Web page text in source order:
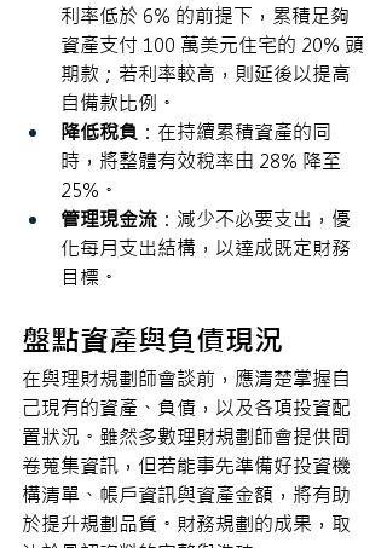
利率低於 6% 的前提下，累積足夠
資產支付 100 萬美元住宅的 20% 頭
期款；若利率較高，則延後以提高
自備款比例。
降低稅負 ：在持續累積資產的同
時，將整體有效稅率由 28% 降至
25%。
管理現金流 ：減少不必要支出，優
化每月支出結構，以達成既定財務
目標。
盤點資產與負債現況
在與理財規劃師會談前，應清楚掌握自
己現有的資產、負債，以及各項投資配
置狀況。雖然多數理財規劃師會提供問
卷蒐集資訊，但若能事先準備好投資機
構清單、帳戶資訊與資產金額，將有助
於提升規劃品質。財務規劃的成果，取